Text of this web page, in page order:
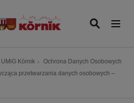
Kórnik
Ochrona Danych Osobowych
przetwarzania danych osobowych –